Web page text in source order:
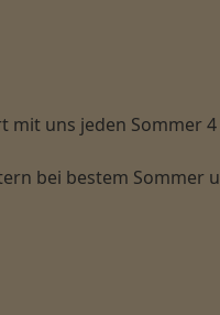
uns jeden Sommer
bei bestem Sommer